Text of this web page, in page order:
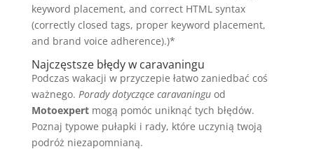
keyword placement, and correct HTML syntax
(correctly closed tags, proper keyword placement,
and brand voice adherence).)*
Najczęstsze błędy w caravaningu
Podczas wakacji w przyczepie łatwo zaniedbać coś
ważnego. Porady dotyczące caravaninguod
Motoexpertmogą pomóc uniknąć tych błędów.
Poznaj typowe pułapki i rady, które uczynią twoją
podróż niezapomnianą.